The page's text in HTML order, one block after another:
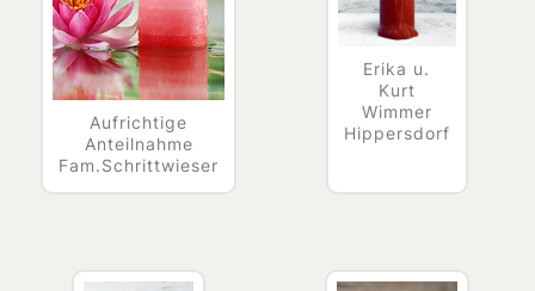
Aufrichtige
Anteilnahme
Fam.Schrittwieser
Erika u.
Kurt
Wimmer
Hippersdorf